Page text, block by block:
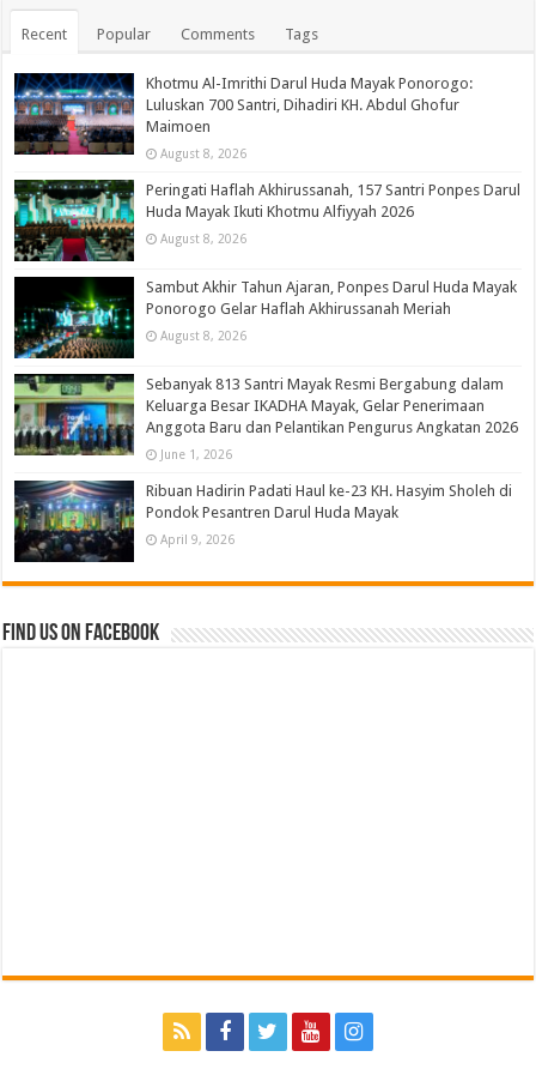
Recent Popular Comments Tags
Khotmu Al-Imrithi Darul Huda Mayak Ponorogo:
Luluskan 700 Santri, Dihadiri KH. Abdul Ghofur
Maimoen
August 8, 2026
Peringati Haflah Akhirussanah, 157 Santri Ponpes Darul
Huda Mayak Ikuti Khotmu Alfiyyah 2026
August 8, 2026
Sambut Akhir Tahun Ajaran, Ponpes Darul Huda Mayak
Ponorogo Gelar Haflah Akhirussanah Meriah
August 8, 2026
Sebanyak 813 Santri Mayak Resmi Bergabung dalam
Keluarga Besar IKADHA Mayak, Gelar Penerimaan
Anggota Baru dan Pelantikan Pengurus Angkatan 2026
June 1, 2026
Ribuan Hadirin Padati Haul ke-23 KH. Hasyim Sholeh di
Pondok Pesantren Darul Huda Mayak
April 9, 2026
Find us on Facebook